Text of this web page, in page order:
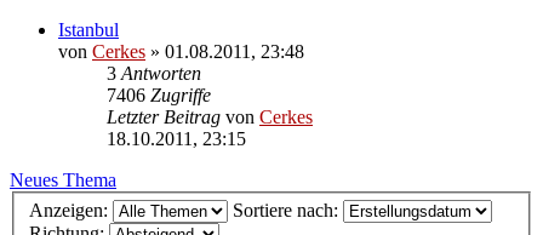
Istanbul
von Cerkes » 01.08.2011, 23:48
3 Antworten
7406 Zugriffe
Letzter Beitrag von Cerkes
18.10.2011, 23:15
Neues Thema
Anzeigen:
Sortiere nach: